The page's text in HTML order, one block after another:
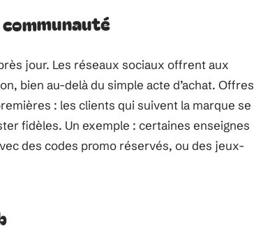
jour. Les réseaux sociaux offrent aux
bien au-delà du simple acte d’achat. Offres
: les clients qui suivent la marque se
fidèles. Un exemple : certaines enseignes
des codes promo réservés, ou des jeux-